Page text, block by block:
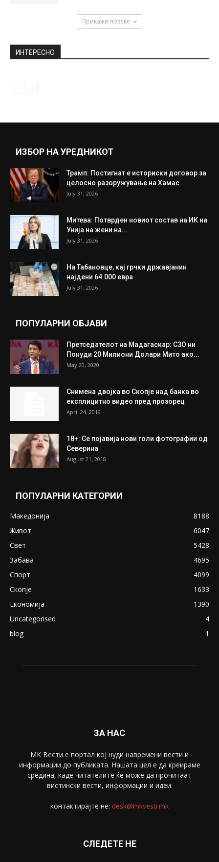
Прикажи повеќе
ИНТЕРЕСНО
ИЗБОР НА УРЕДНИКОТ
Трамп: Постигнат е историски договор за
целосно разоружување на Хамас
July 31, 2026
Митева: Потврден новиот состав на ИК на
Унија на жени на...
July 31, 2026
На Табановце, кај грчки државјанин
најдени 64.000 евра
July 31, 2026
ПОПУЛАРНИ ОБЈАВИ
Претседателот на Мадагаскар: СЗО ни
Понуди 20 Милиони Долари Мито ако...
May 20, 2020
Снимена двојка во Скопје над банка во
експлицитно видео пред прозорец
April 24, 2019
18+: Се појавија нови голи фотографии од
Северина
August 21, 2018
ПОПУЛАРНИ КАТЕГОРИИ
Македонија
8188
Живот
6047
Свет
5428
Забава
4695
Спорт
4099
Скопје
1633
Економија
1390
Uncategorised
4
blog
1
ЗА НАС
МК Вести е портал коj нуди навремени вести и
информации до публиката. Нашата цел е да креираме
средина, каде читателите ќе може да прочитаат
вистински вести, информации и идеи.
контактирајте не: desk@mkvesti.mk
СЛЕДЕТЕ НЕ